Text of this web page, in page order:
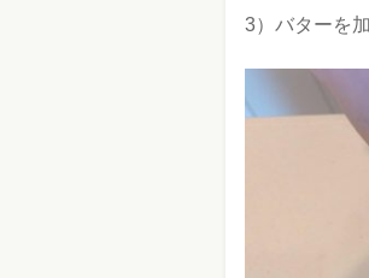
3）バターを